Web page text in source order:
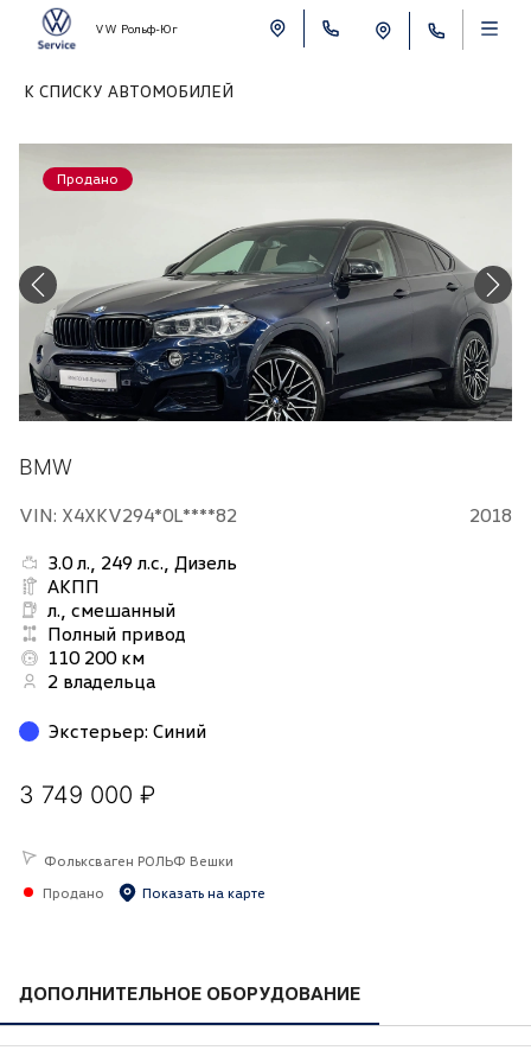
VW Рольф-Юг
К СПИСКУ АВТОМОБИЛЕЙ
Продано
ДОПОЛНИТЕЛЬНОЕ ОБОРУДОВАНИЕ
BMW
VIN: X4XKV294*0L****82
2018
3.0 л., 249 л.с., Дизель
АКПП
л., смешанный
Полный привод
110 200 км
2 владельца
Экстерьер: Синий
3 749 000 ₽
Фольксваген РОЛЬФ Вешки
Продано
Показать на карте